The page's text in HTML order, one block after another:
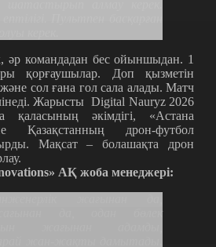
әр командадан бес ойыншыдан. 1
қорғаушылар. Доп қызметін
сол ғана гол сала алады. Матч
Жарысты Digital Nauryz 2026
әкімдігі, «Астана
дрон-футбол
Мақсат – болашақта дрон
» АҚ жоба менеджері: